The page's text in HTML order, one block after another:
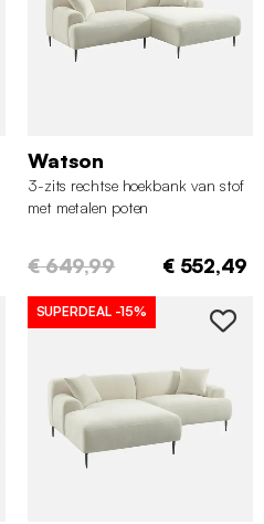
Watson
3-zits rechtse hoekbank van stof
met metalen poten
€ 649,99 € 552,49
SUPERDEAL -15%